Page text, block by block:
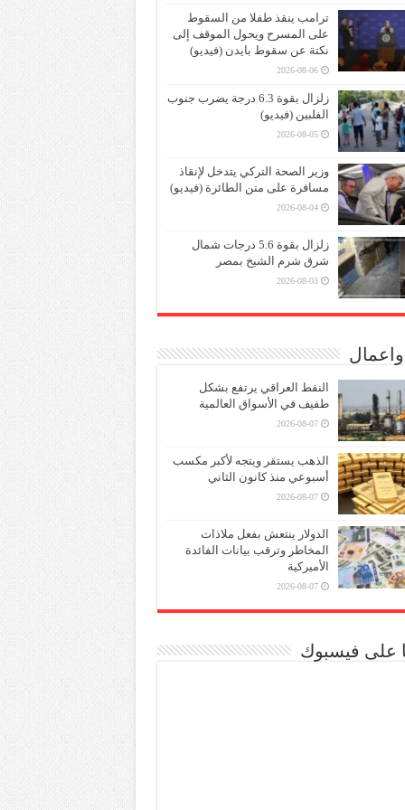
ترامب ينقذ طفلا من السقوط
على المسرح ويحول الموقف إلى
نكتة عن سقوط بايدن (فيديو)
2026-08-06
زلزال بقوة 6.3 درجة يضرب جنوب
الفلبين (فيديو)
2026-08-05
وزير الصحة التركي يتدخل لإنقاذ
مسافرة على متن الطائرة (فيديو)
2026-08-04
زلزال بقوة 5.6 درجات شمال
شرق شرم الشيخ بمصر
2026-08-03
النفط العراقي يرتفع بشكل
طفيف في الأسواق العالمية
2026-08-07
الذهب يستقر ويتجه لأكبر مكسب
أسبوعي منذ كانون الثاني
2026-08-07
الدولار ينتعش بفعل ملاذات
المخاطر وترقب بيانات الفائدة
الأميركية
2026-08-07
على فيسبوك